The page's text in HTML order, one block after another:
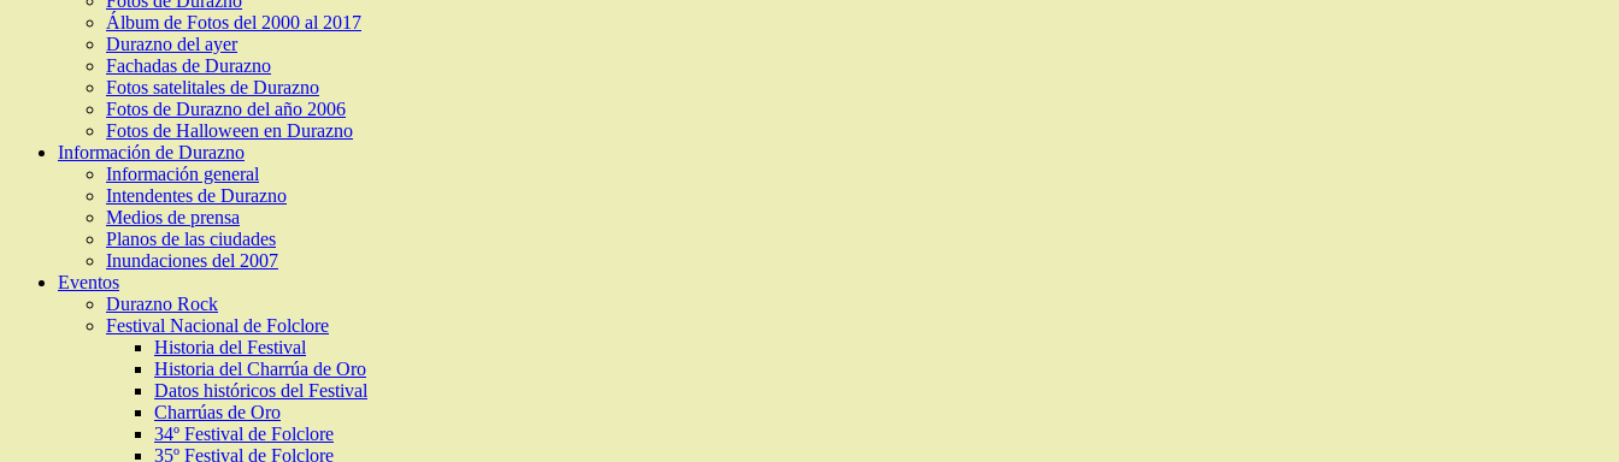
Álbum de Fotos del 2000 al 2017
Durazno del ayer
Fachadas de Durazno
Fotos satelitales de Durazno
Fotos de Durazno del año 2006
Fotos de Halloween en Durazno
Información de Durazno
Información general
Intendentes de Durazno
Medios de prensa
Planos de las ciudades
Inundaciones del 2007
Eventos
Durazno Rock
Festival Nacional de Folclore
Historia del Festival
Historia del Charrúa de Oro
Datos históricos del Festival
Charrúas de Oro
34º Festival de Folclore
35º Festival de Folclore